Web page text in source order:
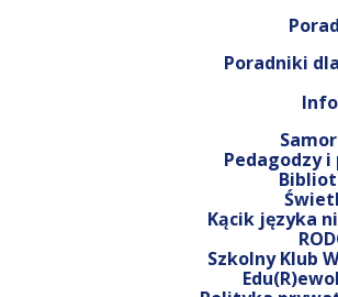
Poradniki
Info
Pedagodzy i
Kącik języka
Szkolny Klub